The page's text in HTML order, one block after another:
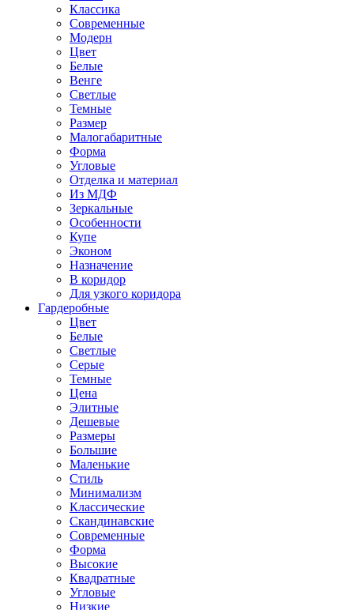
Классика
Современные
Модерн
Цвет
Белые
Венге
Светлые
Темные
Размер
Малогабаритные
Форма
Угловые
Отделка и материал
Из МДФ
Зеркальные
Особенности
Купе
Эконом
Назначение
В коридор
Для узкого коридора
Гардеробные
Цвет
Белые
Светлые
Серые
Темные
Цена
Элитные
Дешевые
Размеры
Большие
Маленькие
Стиль
Минимализм
Классические
Скандинавские
Современные
Форма
Высокие
Квадратные
Угловые
Низкие